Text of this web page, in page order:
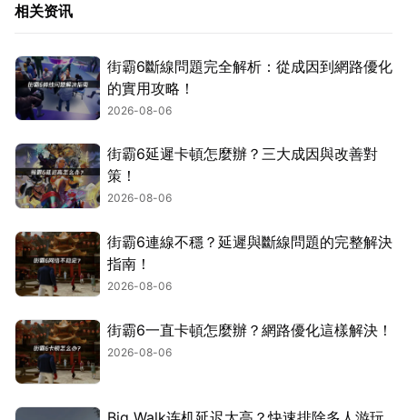
相关资讯
街霸6斷線問題完全解析：從成因到網路優化
的實用攻略！
2026-08-06
街霸6延遲卡頓怎麼辦？三大成因與改善對
策！
2026-08-06
街霸6連線不穩？延遲與斷線問題的完整解決
指南！
2026-08-06
街霸6一直卡頓怎麼辦？網路優化這樣解決！
2026-08-06